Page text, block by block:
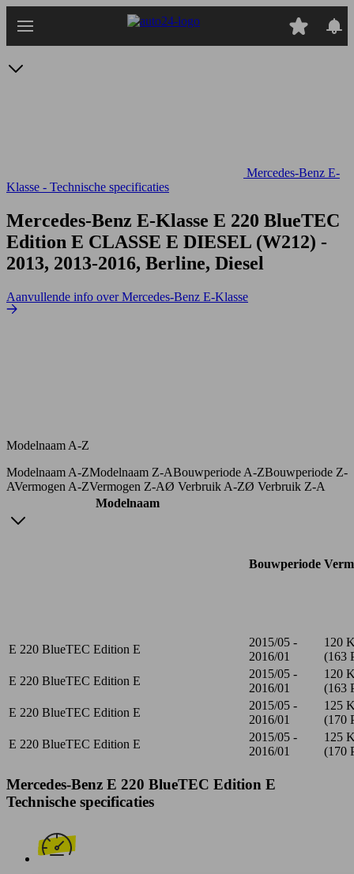
naar
Mercedes-Benz E-
Klasse - Technische specificaties
Mercedes-Benz E-Klasse E 220 BlueTEC
Edition E CLASSE E DIESEL (W212) -
2013, 2013-2016, Berline, Diesel
Aanvullende info over Mercedes-Benz E-Klasse
Modelnaam A-Z
Modelnaam A-ZModelnaam Z-ABouwperiode A-ZBouwperiode Z-
AVermogen A-ZVermogen Z-AØ Verbruik A-ZØ Verbruik Z-A
Modelnaam
Bouwperiode
E 220 BlueTEC Edition E
2015/05 -
2016/01
120
(163
E 220 BlueTEC Edition E
2015/05 -
2016/01
120
(163
E 220 BlueTEC Edition E
2015/05 -
2016/01
125
(170
E 220 BlueTEC Edition E
2015/05 -
2016/01
125
(170
Mercedes-Benz E 220 BlueTEC Edition E
Technische specificaties